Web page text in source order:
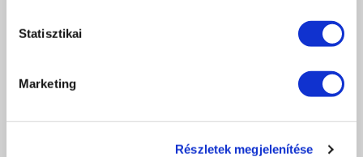
Statisztikai
Marketing
Részletek megjelenítése
3 STEP HEMA FREE CRYSTALAC - 3S118 (4ML)
db KOSÁRBA